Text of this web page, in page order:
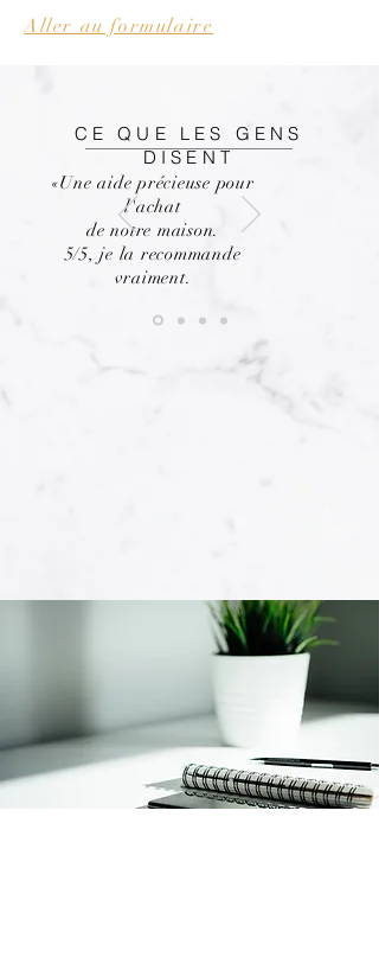
Aller au formulaire
CE QUE LES GENS
DISENT
«Une aide précieuse pour
l'achat
de notre maison.
5/5, je la recommande
vraiment.